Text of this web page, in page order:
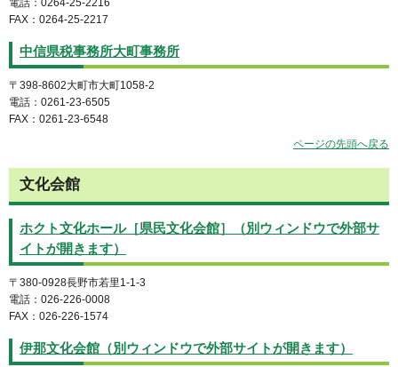
FAX：0264-25-2217
中信県税事務所大町事務所
〒398-8602大町市大町1058-2
電話：0261-23-6505
FAX：0261-23-6548
ページの先頭へ戻る
文化会館
ホクト文化ホール［県民文化会館］（別ウィンドウで外部サ
イトが開きます）
〒380-0928長野市若里1-1-3
電話：026-226-0008
FAX：026-226-1574
伊那文化会館（別ウィンドウで外部サイトが開きます）